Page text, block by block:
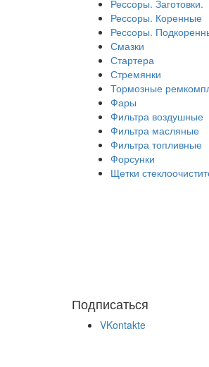
Рессоры. Заготовки.
Рессоры. Коренные
Рессоры.
Смазки
Стартера
Стремянки
Тормозные
Фары
Фильтра воздушные
Фильтра масляные
Фильтра топливные
Форсунки
Щетки
Подписаться
VKontakte